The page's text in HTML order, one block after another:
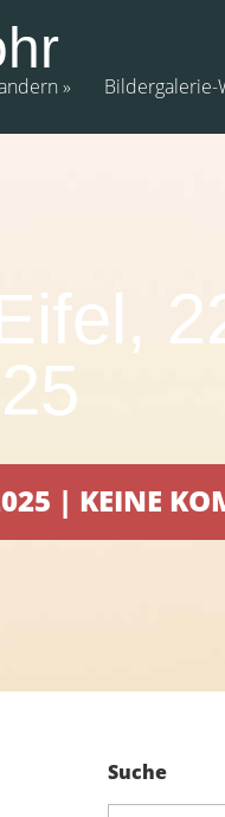
Bildergalerie-
| KEINE
Suche
Suchen